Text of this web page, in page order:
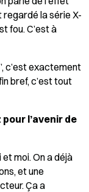
regardé la série X-
fou. C’est à
c’est exactement
bref, c’est tout
l’avenir de
moi. On a déjà
et une
Ça a